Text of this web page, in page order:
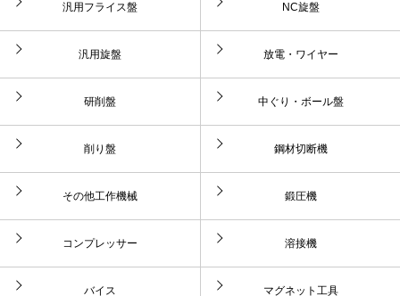
汎用フライス盤 NC旋盤
汎用旋盤 放電・ワイヤー
研削盤 中ぐり・ボール盤
削り盤 鋼材切断機
その他工作機械 鍛圧機
コンプレッサー 溶接機
バイス マグネット工具